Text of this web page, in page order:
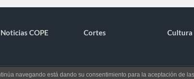
Noticias COPE Cortes
Cultura
navegando está dando su consentimiento para la aceptación de